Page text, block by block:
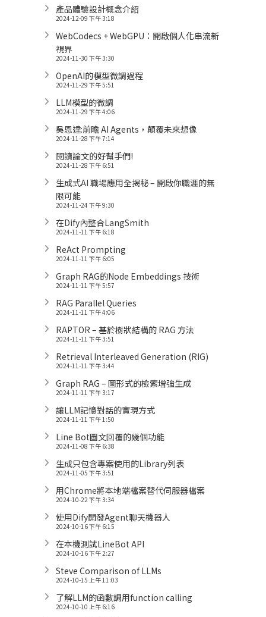
產品體驗設計概念介紹
2024-12-09 下午 3:18
WebCodecs + WebGPU：開啟個人化串流新
視界
2024-11-30 下午 3:30
OpenAI的模型微調過程
2024-11-29 下午 5:51
LLM模型的微調
2024-11-29 下午 4:06
吳恩達:前瞻 AI Agents，顛覆未來想像
2024-11-28 下午 7:14
閱讀論文的好幫手們!
2024-11-28 下午 6:51
生成式AI 職場應用全揭秘 – 開啟你職涯的無
限可能
2024-11-24 下午 9:30
在Dify內整合LangSmith
2024-11-11 下午 6:18
ReAct Prompting
2024-11-11 下午 6:05
Graph RAG的Node Embeddings 技術
2024-11-11 下午 5:57
RAG Parallel Queries
2024-11-11 下午 4:06
RAPTOR – 基於樹狀結構的 RAG 方法
2024-11-11 下午 3:51
Retrieval Interleaved Generation (RIG)
2024-11-11 下午 3:44
Graph RAG – 圖形式的檢索增強生成
2024-11-11 下午 3:17
讓LLM記憶對話的實現方式
2024-11-11 下午 1:50
Line Bot圖文回覆的幾個功能
2024-11-08 下午 6:38
生成只包含專案使用的Library列表
2024-11-05 下午 3:51
用Chrome將本地端檔案替代伺服器檔案
2024-10-22 下午 3:34
使用Dify開發Agent聊天機器人
2024-10-16 下午 6:15
在本機測試LineBot API
2024-10-16 下午 2:27
Steve Comparison of LLMs
2024-10-15 上午 11:03
了解LLM的函數調用function calling
2024-10-10 上午 6:16